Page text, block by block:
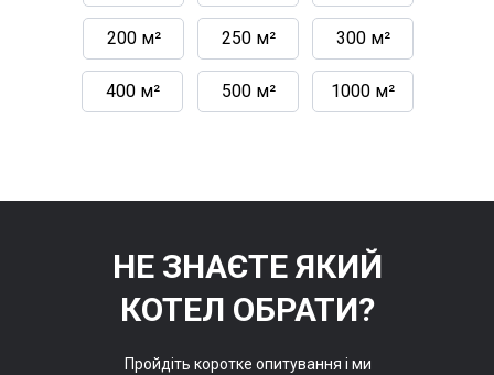
1000 м²
500 м²
400 м²
300 м²
200 м² 250 м²
НЕ ЗНАЄТЕ ЯКИЙ
КОТЕЛ ОБРАТИ?
Пройдіть коротке опитування і ми